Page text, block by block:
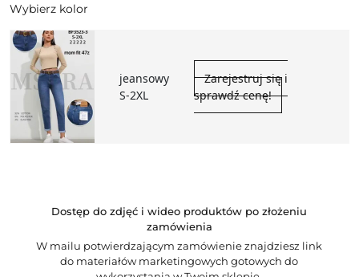
Wybierz kolor
jeansowy
S-2XL
Zarejestruj się i
sprawdź cenę!
Dostęp do zdjęć i wideo produktów po złożeniu
zamówienia
W mailu potwierdzającym zamówienie znajdziesz link
do materiałów marketingowych gotowych do